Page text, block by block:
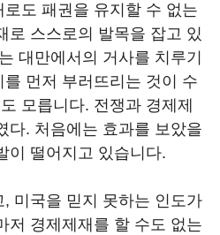
도 패권을 유지할 수 없는
로 스스로의 발목을 잡고 있
대만에서의 거사를 치루기
먼저 부러뜨리는 것이 수
모릅니다. 전쟁과 경제제
다. 처음에는 효과를 보았을
이 떨어지고 있습니다.
미국을 믿지 못하는 인도가
저 경제제재를 할 수도 없는